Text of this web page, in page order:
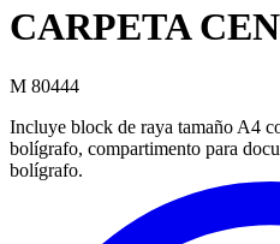
CARPETA
M 80444
Incluye block de raya tamaño A4
bolígrafo, compartimento para
bolígrafo.